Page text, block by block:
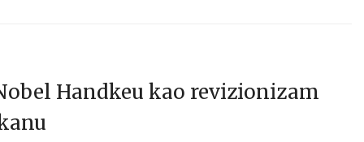
Handkeu kao revizionizam